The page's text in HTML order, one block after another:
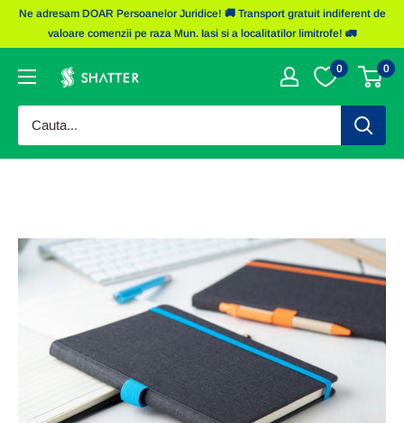
SaritiNe adresam DOAR Persoanelor Juridice! 🚚 Transport gratuit indiferent de
valoare comenzii pe raza Mun. Iasi si a localitatilor limitrofe! 🚛
Obiecte
Shatter
0 0